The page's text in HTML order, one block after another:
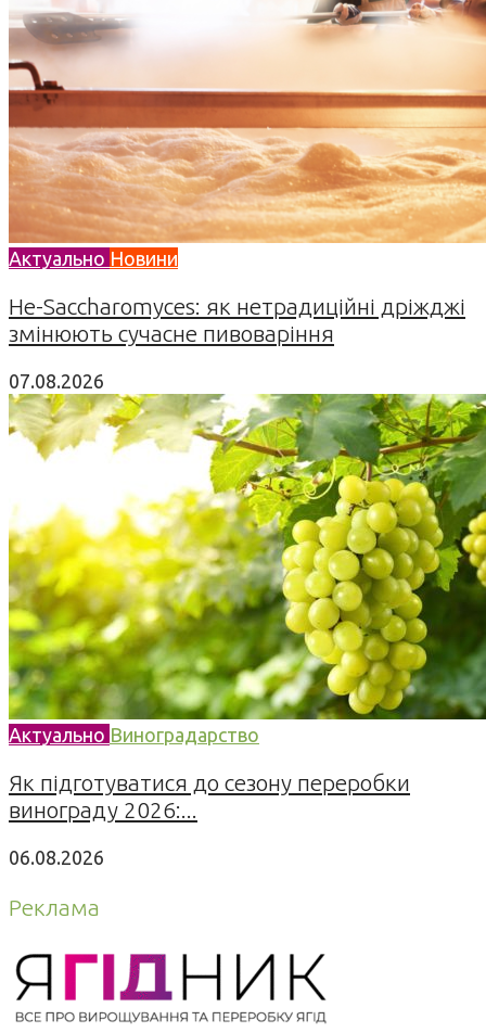
Актуально Новини
Не-Saccharomyces: як нетрадиційні дріжджі
змінюють сучасне пивоваріння
07.08.2026
Актуально Виноградарство
Як підготуватися до сезону переробки
винограду 2026:...
06.08.2026
Реклама